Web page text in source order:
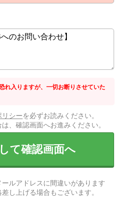
れ入りますが、一切お断りさせていた
リシーを必ずお読みください。
、確認画面へお進みください。
て確認画面へ
ルアドレスに間違いがあります
し上げる場合もございます。